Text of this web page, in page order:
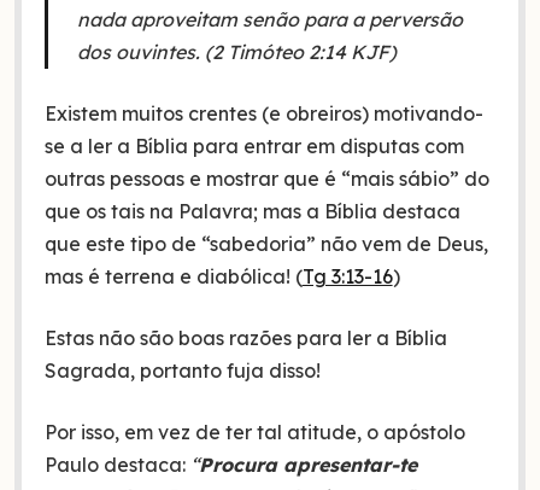
nada aproveitam senão para a perversão
dos ouvintes. (2 Timóteo 2:14 KJF)
Existem muitos crentes (e obreiros) motivando-
se a ler a Bíblia para entrar em disputas com
outras pessoas e mostrar que é “mais sábio” do
que os tais na Palavra; mas a Bíblia destaca
que este tipo de “sabedoria” não vem de Deus,
mas é terrena e diabólica! (Tg 3:13-16)
Estas não são boas razões para ler a Bíblia
Sagrada, portanto fuja disso!
Por isso, em vez de ter tal atitude, o apóstolo
Paulo destaca: “Procura apresentar-te